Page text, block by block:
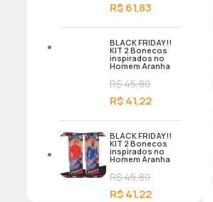
R$61,83
BLACK FRIDAY!!
KIT 2 Bonecos
inspirados no
Homem Aranha
R$45,80
R$41,22
BLACK FRIDAY!!
KIT 2 Bonecos
inspirados no
Homem Aranha
R$45,80
R$41,22